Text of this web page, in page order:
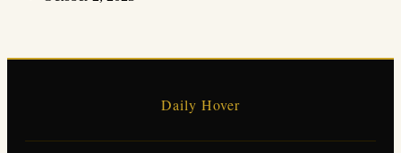
Daily Hover